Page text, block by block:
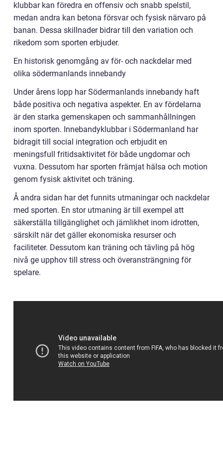
klubbar kan föredra en offensiv och snabb spelstil,
medan andra kan betona försvar och fysisk närvaro på
banan. Dessa skillnader bidrar till den variation och
rikedom som sporten erbjuder.
En historisk genomgång av för- och nackdelar med
olika södermanlands innebandy
Under årens lopp har Södermanlands innebandy haft
både positiva och negativa aspekter. En av fördelarna
är den starka gemenskapen och sammanhållningen
inom sporten. Innebandyklubbar i Södermanland har
bidragit till social integration och erbjudit en
meningsfull fritidsaktivitet för både ungdomar och
vuxna. Dessutom har sporten främjat hälsa och motion
genom fysisk aktivitet och träning.
Å andra sidan har det funnits utmaningar och nackdelar
med sporten. En stor utmaning är till exempel att
säkerställa tillgänglighet och jämlikhet inom idrotten,
särskilt när det gäller ekonomiska resurser och
faciliteter. Dessutom kan träning och tävling på hög
nivå ge upphov till stress och överansträngning för
spelare.